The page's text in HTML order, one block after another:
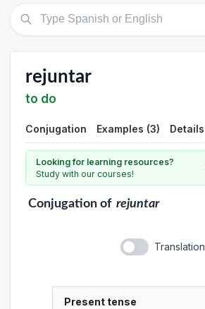
rejuntar
to do
Conjugation Examples (3) Details
Looking for learning resources?
Study with our courses!
Conjugationof rejuntar
Translation
Present tense